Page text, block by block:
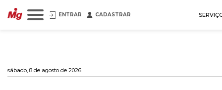
ENTRAR CADASTRAR
sábado, 8 de agosto de 2026